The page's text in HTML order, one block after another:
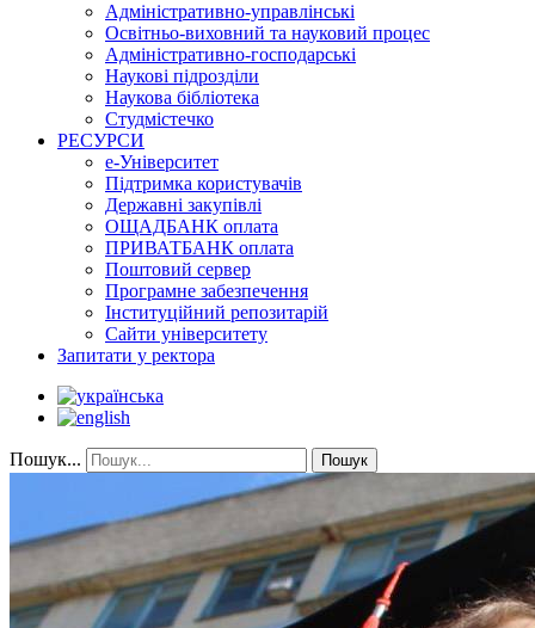
Адміністративно-управлінські
Освітньо-виховний та науковий процес
Адміністративно-господарські
Наукові підрозділи
Наукова бібліотека
Студмістечко
РЕСУРСИ
е-Університет
Підтримка користувачів
Державні закупівлі
ОЩАДБАНК оплата
ПРИВАТБАНК оплата
Поштовий сервер
Програмне забезпечення
Інституційний репозитарій
Сайти університету
Запитати у ректора
Пошук... Пошук